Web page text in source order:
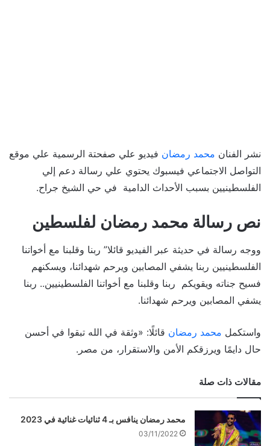
نشر الفنان محمد رمضان فيديو علي صفحتة الرسمية علي موقع
التواصل الاجتماعي فيسبوك يحتوي علي رسالة دعم إلي
الفلسطينيين بسبب الأحداث الدامية في حي الشيخ جراح.
نص رسالة محمد رمضان لفلسطين
ووجه رسالة في حديثة عبر الفيديو قائلا” ربنا وقلبنا مع أخواتنا
الفلسطينيين ربنا يشفي المصابين ويرحم شهدائنا، ويسكنهم
فسيح جناته ويقويكم ربنا وقلبنا مع أخواتنا الفلسطينيين.. ربنا
يشفي المصابين ويرحم شهدائنا.
واستكمل محمد رمضان قائلًا: «وثقة في الله تبقوا في أحسن
حال دايمًا ويرزقكم الأمن والاستقرار، من مصر.
مقالات ذات صلة
محمد رمضان ينافس بـ 4 ثنائيات غنائية في 2023
03/11/2022